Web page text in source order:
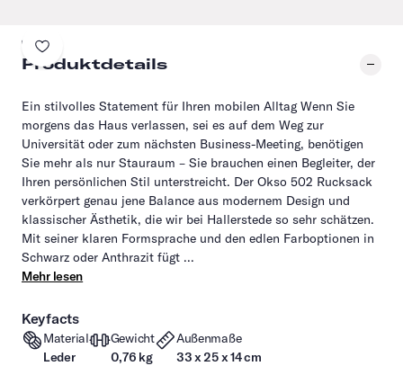
Produktdetails
Ein stilvolles Statement für Ihren mobilen Alltag Wenn Sie
morgens das Haus verlassen, sei es auf dem Weg zur
Universität oder zum nächsten Business-Meeting, benötigen
Sie mehr als nur Stauraum – Sie brauchen einen Begleiter, der
Ihren persönlichen Stil unterstreicht. Der Okso 502 Rucksack
verkörpert genau jene Balance aus modernem Design und
klassischer Ästhetik, die wir bei Hallerstede so sehr schätzen.
Mit seiner klaren Formsprache und den edlen Farboptionen in
Schwarz oder Anthrazit fügt ...
Mehr lesen
Keyfacts
Material
Leder
Gewicht
0,76 kg
Außenmaße
33 x 25 x 14 cm